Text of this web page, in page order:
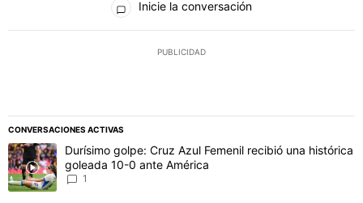
Inicie la conversación
PUBLICIDAD
CONVERSACIONES ACTIVAS
Este listado muestra los artículos con más comentarios en los
Un artículo de tendencia con el título "Durísimo golpe: Cruz Azul
Durísimo golpe: Cruz Azul Femenil recibió una histórica
goleada 10-0 ante América
1